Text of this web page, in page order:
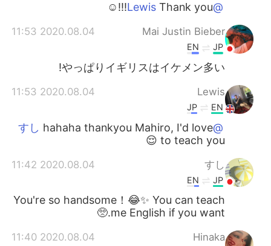
@Lewis
Thank you!!!☺️
Mai Justin Bieber
2020.08.04 11:53
JP
EN
やっぱりイギリスはイケメン多い!
Lewis
2020.08.04 11:53
EN
JP
@すし
hahaha thankyou Mahiro, I'd love
to teach you 😌
すし
2020.08.04 11:42
JP
EN
You're so handsome！😂✨ You can teach
me English if you want.🥺
Hinaka
2020.08.04 11:40